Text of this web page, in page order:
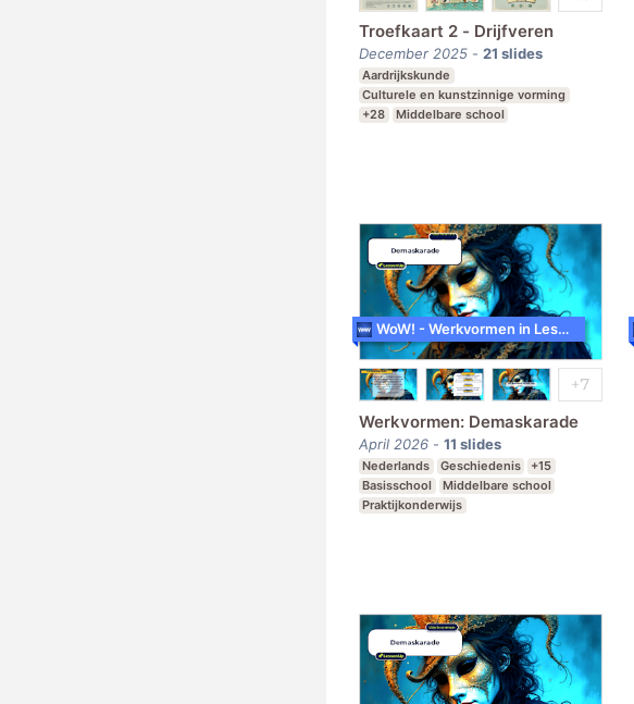
Troefkaart 2 - Drijfveren
December 2025 - 21 slides
Aardrijkskunde
Culturele en kunstzinnige vorming
+28
Middelbare school
Werkvormen: Demaskarade
April 2026 - 11 slides
Nederlands Geschiedenis
+15
Basisschool
Middelbare school
Praktijkonderwijs
WoW! - Werkvormen in LessonUp